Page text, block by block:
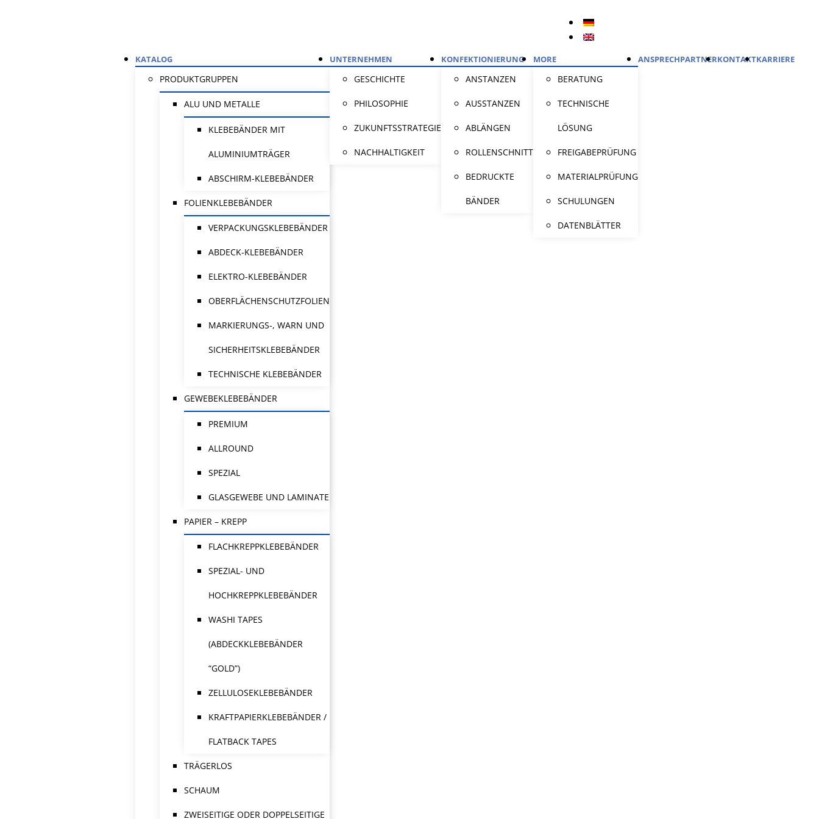
KATALOG
PRODUKTGRUPPEN
ALU UND METALLE
KLEBEBÄNDER MIT
ALUMINIUMTRÄGER
ABSCHIRM-KLEBEBÄNDER
FOLIENKLEBEBÄNDER
VERPACKUNGSKLEBEBÄNDER
ABDECK-KLEBEBÄNDER
ELEKTRO-KLEBEBÄNDER
OBERFLÄCHENSCHUTZFOLIEN
MARKIERUNGS-, WARN UND
SICHERHEITSKLEBEBÄNDER
TECHNISCHE KLEBEBÄNDER
GEWEBEKLEBEBÄNDER
PREMIUM
ALLROUND
SPEZIAL
GLASGEWEBE UND LAMINATE
PAPIER – KREPP
FLACHKREPPKLEBEBÄNDER
SPEZIAL- UND
HOCHKREPPKLEBEBÄNDER
WASHI TAPES
(ABDECKKLEBEBÄNDER
“GOLD”)
ZELLULOSEKLEBEBÄNDER
KRAFTPAPIERKLEBEBÄNDER /
FLATBACK TAPES
TRÄGERLOS
SCHAUM
ZWEISEITIGE ODER DOPPELSEITIGE
UNTERNEHMEN
GESCHICHTE
PHILOSOPHIE
ZUKUNFTSSTRATEGIE
NACHHALTIGKEIT
KONFEKTIONIERUNG
ANSTANZEN
AUSSTANZEN
ABLÄNGEN
ROLLENSCHNITT
BEDRUCKTE
BÄNDER
MORE
BERATUNG
TECHNISCHE
LÖSUNG
FREIGABEPRÜFUNG
MATERIALPRÜFUNG
SCHULUNGEN
DATENBLÄTTER
ANSPRECHPARTNERKONTAKTKARRIERE